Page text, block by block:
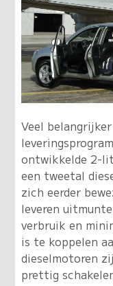
Veel
ontwikkelde 2-
een tweetal
zich eerder
leveren
verbruik en
is te koppelen
dieselmotoren
prettig